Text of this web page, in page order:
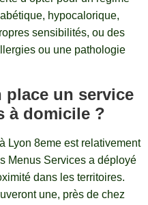
hypocalorique,
sensibilités, ou des
ou une pathologie
place un service
à domicile ?
Lyon 8eme est relativement
Menus Services a déployé
dans les territoires.
une, près de chez